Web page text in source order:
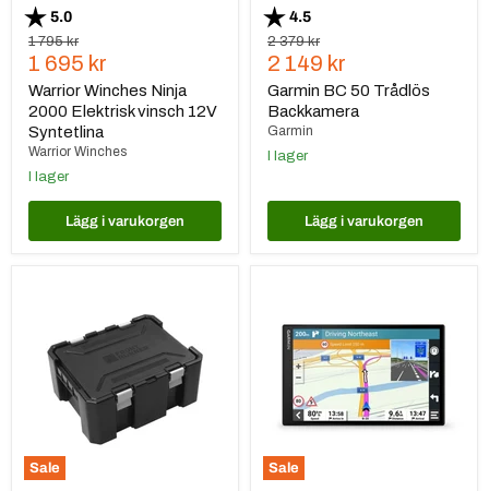
Betyg:
5.0
Ursprungspris
1 795 kr
Nuvarande
pris
1 695 kr
Warrior Winches Ninja
2000 Elektrisk vinsch 12V
Syntetlina
Warrior Winches
I lager
Lägg i varukorgen
Betyg:
4.5
Ursprungspris
2 379 kr
Nuvarande
pris
2 149 kr
Garmin BC 50 Trådlös
Backkamera
Garmin
I lager
Lägg i varukorgen
Sale
Pro
Sale